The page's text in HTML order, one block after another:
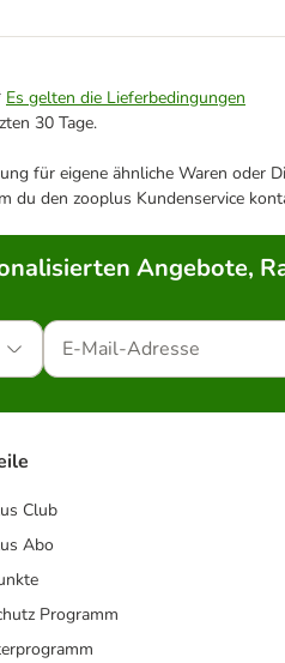
Es gelten die Lieferbedingungen
30 Tage.
für eigene ähnliche Waren oder
du den zooplus Kundenservice
Angebote,
Club
Abo
Programm